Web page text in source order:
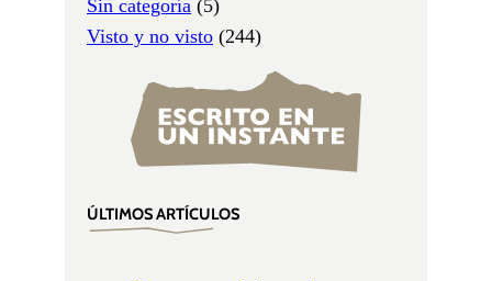
Sin categoría (5)
Visto y no visto (244)
ÚLTIMOS ARTÍCULOS